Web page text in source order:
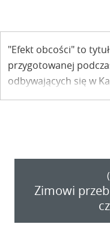
"Efekt obcości" to
przygotowanej
odbywających się w
Promocji i Turystyki.
Zimowi